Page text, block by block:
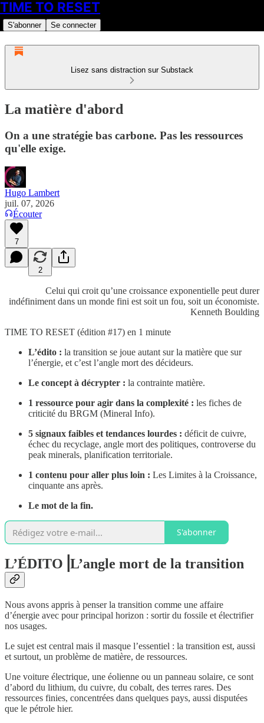
TIME TO RESET
S'abonner Se connecter
Lisez sans distraction sur Substack
La matière d'abord
On a une stratégie bas carbone. Pas les ressources
qu'elle exige.
Hugo Lambert
juil. 07, 2026
Écouter
7
2
Celui qui croit qu’une croissance exponentielle peut durer
indéfiniment dans un monde fini est soit un fou, soit un économiste.
Kenneth Boulding
TIME TO RESET (édition #17) en 1 minute
L’édito : la transition se joue autant sur la matière que sur
l’énergie, et c’est l’angle mort des décideurs.
Le concept à décrypter : la contrainte matière.
1 ressource pour agir dans la complexité : les fiches de
criticité du BRGM (Mineral Info).
5 signaux faibles et tendances lourdes : déficit de cuivre,
échec du recyclage, angle mort des politiques, controverse du
peak minerals, planification territoriale.
1 contenu pour aller plus loin : Les Limites à la Croissance,
cinquante ans après.
Le mot de la fin.
S'abonner
L’ÉDITO⎟L’angle mort de la transition
Nous avons appris à penser la transition comme une affaire
d’énergie avec pour principal horizon : sortir du fossile et électrifier
nos usages.
Le sujet est central mais il masque l’essentiel : la transition est, aussi
et surtout, un problème de matière, de ressources.
Une voiture électrique, une éolienne ou un panneau solaire, ce sont
d’abord du lithium, du cuivre, du cobalt, des terres rares. Des
ressources finies, concentrées dans quelques pays, aussi disputées
que le pétrole hier.